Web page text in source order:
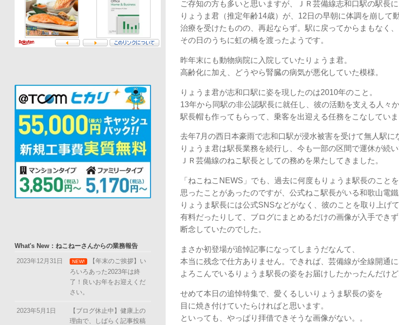
ご存知の方も多いと思いますが、ＪＲ芸備線志和口駅の駅長に
りょうま君（推定年齢14歳）が、12日の早朝に体調を崩して
治療を受けたものの、再起ならず。駅に戻ってからまもなく、
その日のうちに虹の橋を渡ったようです。
昨年末にも動物病院に入院していたりょうま君。
高齢化に加え、どうやら腎臓の病気が悪化していた模様。
りょうま君が志和口駅に姿を現したのは2010年のこと。
13年から同駅の非公認駅長に就任し、彼の活動を支える人々
駅長帽も作ってもらって、乗客を出迎える任務をこなしていま
去年7月の西日本豪雨で志和口駅が浸水被害を受けて無人駅に
りょうま君は駅長業務を続行し、今も一部の区間で運休が続
ＪＲ芸備線のねこ駅長としての務めを果たしてきました。
「ねこねこNEWS」でも、過去に何度もりょうま駅長のこと
思ったことがあったのですが、公式ねこ駅長がいる和歌山電鐵
りょうま駅長には公式SNSなどがなく、彼のことを取り上げ
有料だったりして、ブログにまとめるだけの画像が入手できず
断念していたのでした。
まさか初登場が追悼記事になってしまうだなんて、
本当に残念で仕方ありません。できれば、芸備線が全線開通
よろこんでいるりょうま駅長の姿をお届けしたかったんだけど
せめて本日の追悼特集で、愛くるしいりょうま駅長の姿を
目に焼き付けていたらければと思います。
といっても、やっぱり拝借できそうな画像がない。。
What's New：ねこねーさんからの業務報告
2023年12月31日 NEW! 【年末のご挨拶】い
ろいろあった2023年は終
了！良いお年をお迎えくだ
さい。
2023年5月1日
【ブログ休止中】健康上の
理由で、しばらく記事投稿